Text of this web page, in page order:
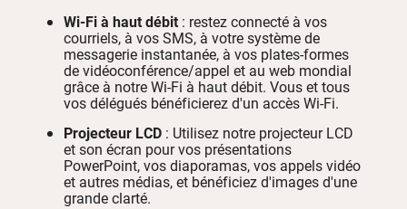
Wi-Fi à haut débit : restez connecté à vos
courriels, à vos SMS, à votre système de
messagerie instantanée, à vos plates-formes
de vidéoconférence/appel et au web mondial
grâce à notre Wi-Fi à haut débit. Vous et tous
vos délégués bénéficierez d'un accès Wi-Fi.
Projecteur LCD : Utilisez notre projecteur LCD
et son écran pour vos présentations
PowerPoint, vos diaporamas, vos appels vidéo
et autres médias, et bénéficiez d'images d'une
grande clarté.